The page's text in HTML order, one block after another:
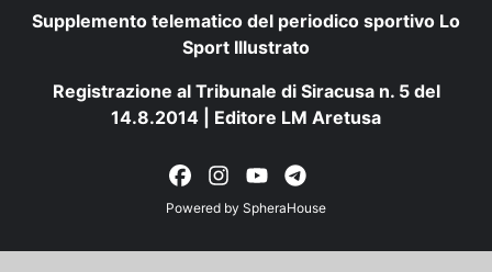
Supplemento telematico del periodico sportivo Lo
Sport Illustrato
Registrazione al Tribunale di Siracusa n. 5 del
14.8.2014 | Editore LM Aretusa
Powered by SpheraHouse